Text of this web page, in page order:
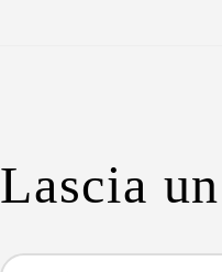
Lascia